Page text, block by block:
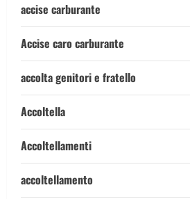
accise carburante
Accise caro carburante
accolta genitori e fratello
Accoltella
Accoltellamenti
accoltellamento